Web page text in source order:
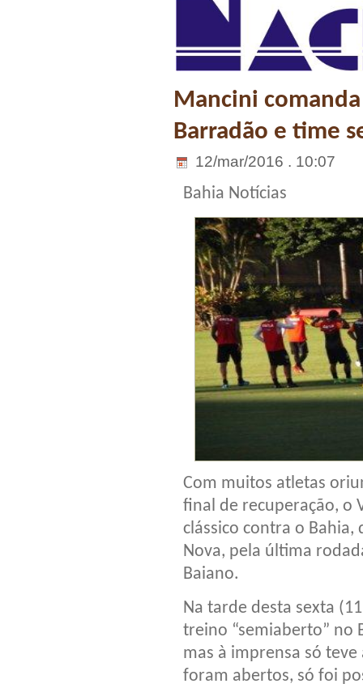
Mancini
Barradão e time
12/mar/2016 . 10:07
Bahia Notícias
Com muitos atletas
final de recuperação, o
clássico contra o Bahia,
Nova, pela última
Baiano.
Na tarde desta sexta
treino “semiaberto” no
mas à imprensa só
foram abertos, só foi